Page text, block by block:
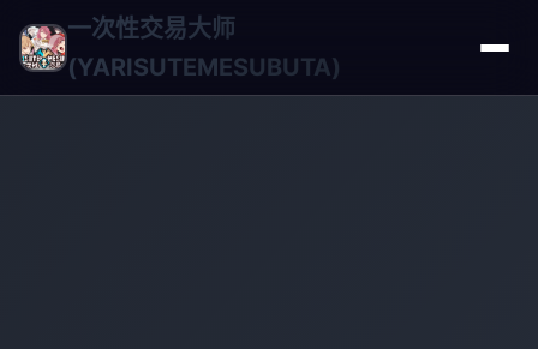
一次性交易大师
(YARISUTEMESUBUTA)